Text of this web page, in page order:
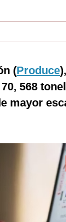
(Produce
568
mayor